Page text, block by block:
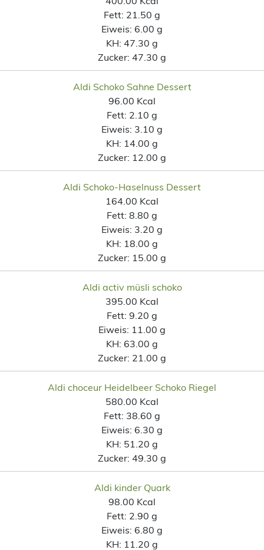
Fett: 21.50 g
Eiweis: 6.00 g
KH: 47.30 g
Zucker: 47.30 g
Aldi Schoko Sahne Dessert
96.00 Kcal
Fett: 2.10 g
Eiweis: 3.10 g
KH: 14.00 g
Zucker: 12.00 g
Aldi Schoko-Haselnuss Dessert
164.00 Kcal
Fett: 8.80 g
Eiweis: 3.20 g
KH: 18.00 g
Zucker: 15.00 g
Aldi activ müsli schoko
395.00 Kcal
Fett: 9.20 g
Eiweis: 11.00 g
KH: 63.00 g
Zucker: 21.00 g
Aldi choceur Heidelbeer Schoko Riegel
580.00 Kcal
Fett: 38.60 g
Eiweis: 6.30 g
KH: 51.20 g
Zucker: 49.30 g
Aldi kinder Quark
98.00 Kcal
Fett: 2.90 g
Eiweis: 6.80 g
KH: 11.20 g